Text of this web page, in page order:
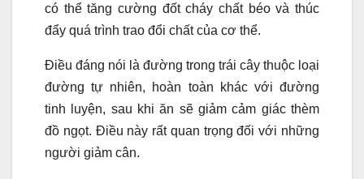
có thể tăng cường đốt cháy chất béo và thúc
đẩy quá trình trao đổi chất của cơ thể.
Điều đáng nói là đường trong trái cây thuộc loại
đường tự nhiên, hoàn toàn khác với đường
tinh luyện, sau khi ăn sẽ giảm cảm giác thèm
đồ ngọt. Điều này rất quan trọng đối với những
người giảm cân.